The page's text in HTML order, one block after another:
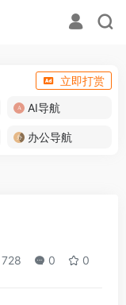
立即打赏
AI导航
办公导航
728 0 0